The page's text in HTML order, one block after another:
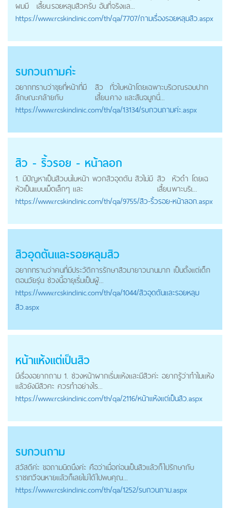
ผมมี เสี้ยนรอยหลุมสิวครับ อันที่จริงแล...
https://www.rcskinclinic.com/th/qa/7707/ถามเรื่องรอยหลุมสิว.aspx
รบกวนถามค่ะ
อยากทราบว่าขุยที่หน้าที่มี
ลักษณะคล้ายกับ
สิว
เสี้ยน
ทั่วใบหน้าโดยเฉพาะบริเวณรอบปาก
คาง และสันจมูกนี่...
https://www.rcskinclinic.com/th/qa/13134/รบกวนถามค่ะ.aspx
สิว - ริ้วรอย - หน้าลอก
1. มีปัญหาเป็นสิวบนใบหน้า พวกสิวอุดตัน สิวไม่มี
หัวเป็นแบบเม็ดเล็กๆ และ
สิว
เสี้ยน
หัวดำ โดยเฉ
พาะบริเ...
https://www.rcskinclinic.com/th/qa/9755/สิว-ริ้วรอย-หน้าลอก.aspx
สิวอุดตันและรอยหลุมสิว
อยากทราบว่าคนที่มีประวัติการรักษาสิวมายาวนานมาก เป็นตั้งแต่เด็ก
ตอนวัยรุ่น ช่วงนี้อายุเริ่มเป็นผู้...
https://www.rcskinclinic.com/th/qa/1044/สิวอุดตันและรอยหลุม
สิว.aspx
หน้าแห้งแต่เป็นสิว
มีเรื่องอยากถาม 1. ช่วงหน้าผากเริ่มแห้งและมีสิวค่ะ อยากรู้ว่าทำไมแห้ง
แล้วยังมีสิวคะ ควรทำอย่างไร...
https://www.rcskinclinic.com/th/qa/2116/หน้าแห้งแต่เป็นสิว.aspx
รบกวนถาม
สวัสดีค่ะ ขอถามนิดนึงค่ะ คือว่าเมื่อก่อนเป็นสิวแล้วก็ไปรักษากับ
ราชเทวีจนหายแล้วก็เลยไม่ได้ไปพบคุณ...
https://www.rcskinclinic.com/th/qa/1252/รบกวนถาม.aspx